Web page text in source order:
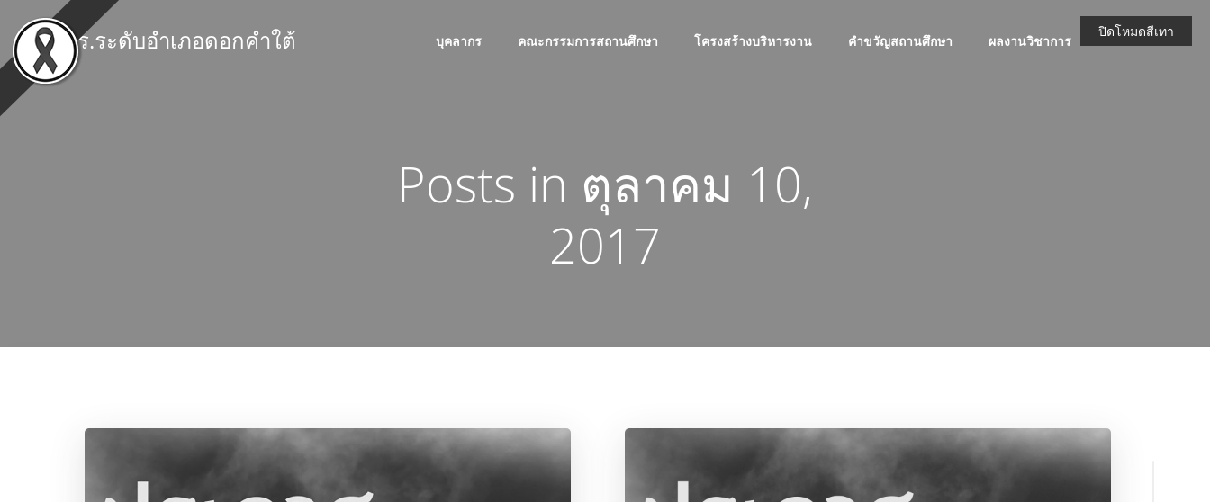
contentสกร.ระดับอำเภอดอกคำใต้ บุคลากร คณะกรรมการสถานศึกษา โครงสร้างบริหารงาน คำขวัญสถานศึกษา ผลงานวิชาการ BLOG
Posts in ตุลาคม 10,
2017
ปิดโหมดสีเทา